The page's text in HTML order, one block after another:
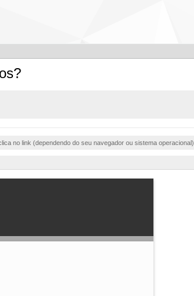
no link (dependendo do seu navegador ou sistema operacional).